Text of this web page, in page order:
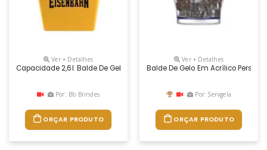
Ver + Detalhes
Capacidade 2,6l. Balde De Gelo Com Design Pratico, Feito Com 50%
Por: Bb Brindes
ORÇAR PRODUTO
Ver + Detalhes
Balde De Gelo Em Acrílico
Por: Servgela
ORÇAR PRODUTO